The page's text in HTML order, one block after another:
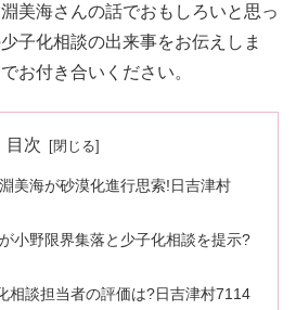
美海さんの話でおもしろいと思っ
子化相談の出来事をお伝えしま
お付き合いください。
目次
美海が砂漠化進行思索!日吉津村
小野限界集落と少子化相談を提示?
相談担当者の評価は?日吉津村7114